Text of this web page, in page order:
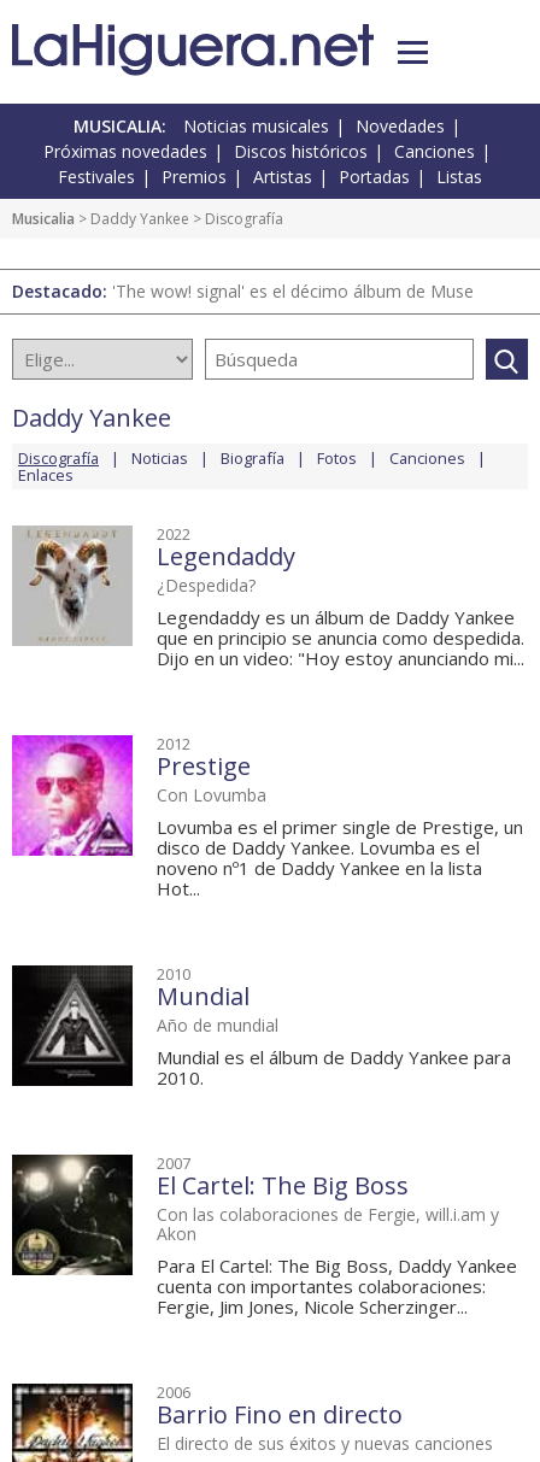
MUSICALIA: Noticias musicales
Novedades
Próximas novedades
Discos históricos
Canciones
Festivales
Premios Artistas Portadas Listas
Musicalia > Daddy Yankee > Discografía
Destacado: 'The wow! signal' es el décimo álbum de Muse
Daddy Yankee
Discografía Noticias Biografía Fotos Canciones
Enlaces
2022
Legendaddy
¿Despedida?
Legendaddy es un álbum de Daddy Yankee
que en principio se anuncia como despedida.
Dijo en un video: "Hoy estoy anunciando mi...
2012
Prestige
Con Lovumba
Lovumba es el primer single de Prestige, un
disco de Daddy Yankee. Lovumba es el
noveno nº1 de Daddy Yankee en la lista
Hot...
2010
Mundial
Año de mundial
Mundial es el álbum de Daddy Yankee para
2010.
2007
El Cartel: The Big Boss
Con las colaboraciones de Fergie, will.i.am y
Akon
Para El Cartel: The Big Boss, Daddy Yankee
cuenta con importantes colaboraciones:
Fergie, Jim Jones, Nicole Scherzinger...
2006
Barrio Fino en directo
El directo de sus éxitos y nuevas canciones